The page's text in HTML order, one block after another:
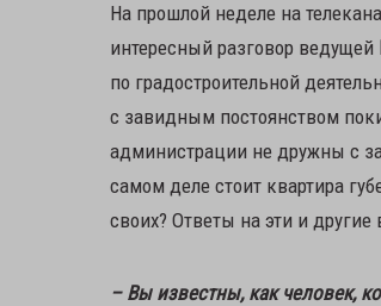
На прошлой неделе на
интересный разговор ведущей
по градостроительной
с завидным постоянством
администрации не дружны с
самом деле стоит квартира
своих? Ответы на эти и
– Вы известны, как человек,